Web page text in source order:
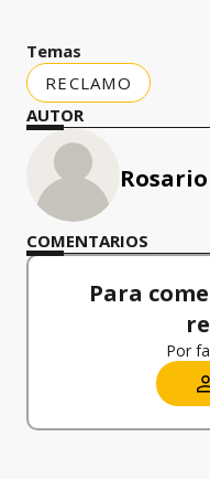
Temas
RECLAMO
AUTOR
COMENTARIOS
Para
Por